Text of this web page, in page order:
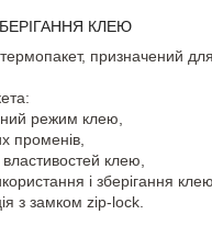
КЛЕЮ
призначений
режим клею,
променів,
клею,
і зберігання клею,
з замком zip-lock.